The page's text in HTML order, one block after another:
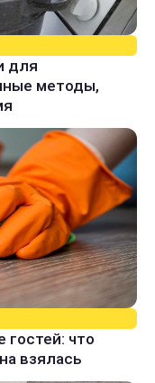
для
методы,
гостей: что
взялась